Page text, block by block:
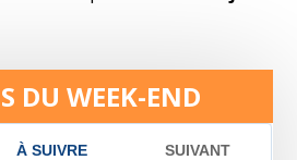
DU WEEK-END